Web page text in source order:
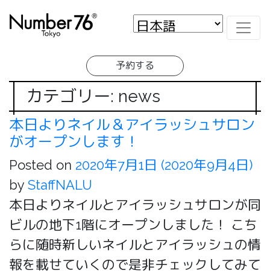
予約する
カテゴリー: news
本日よりネイル＆アイラッシュサロン
がオープンします！
Posted on 2020年7月1日 (2020年9月4日)
by StaffNALU
本日よりネイルとアイラッシュサロンが同
ビルの地下1階にオープンしました！ こち
らに随時新しいネイルとアイラッシュの情
報を載せていくので是非チェックしてみて